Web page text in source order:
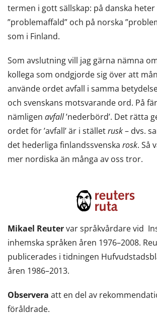
termen i gott sällskap: på danska
”problemaffald” och på norska
som i Finland.
Som avslutning vill jag gärna nämna
kollega som ondgjorde sig över att
använde ordet avfall i samma
och svenskans motsvarande ord. På
nämligen avfall’nederbörd’. Det rätta
ordet för ’avfall’ är i ställetrusk– dvs.
det hederliga finlandssvenska rosk. Så
mer nordiska än många av oss tror.
Mikael Reutervar språkvårdare vid
inhemska språken åren 1976–2008.
publicerades i tidningen
åren 1986–2013.
Observera att en del av
föråldrade.